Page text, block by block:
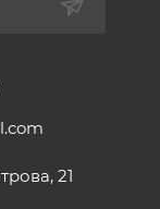
21